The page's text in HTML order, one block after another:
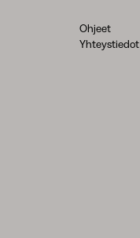
Ohjeet
Yhteystiedot